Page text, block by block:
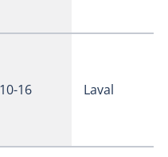
16 Laval